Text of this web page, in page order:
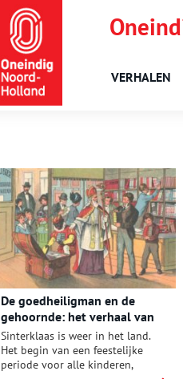
VERHALEN
De goedheiligman en de
gehoornde: het verhaal van
Sint en Piet
Sinterklaas is weer in het land.
Het begin van een feestelijke
periode voor alle kinderen,